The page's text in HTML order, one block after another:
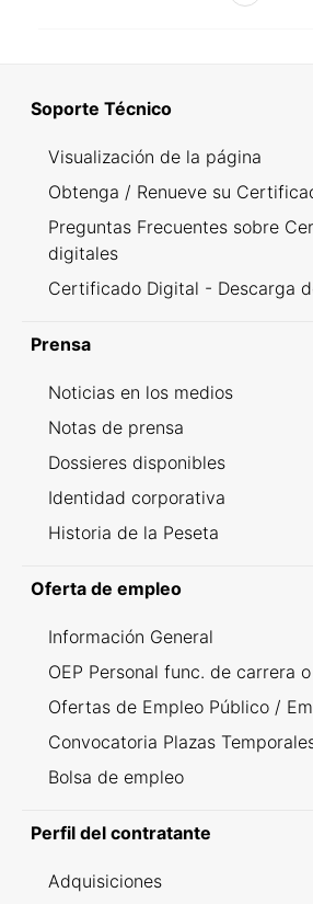
Soporte Técnico
Visualización de la página
Obtenga / Renueve su
Preguntas Frecuentes sobre
digitales
Certificado Digital - Descarga
Prensa
Noticias en los medios
Notas de prensa
Dossieres disponibles
Identidad corporativa
Historia de la Peseta
Oferta de empleo
Información General
OEP Personal func. de carrera
Ofertas de Empleo Público /
Convocatoria Plazas
Bolsa de empleo
Perfil del contratante
Adquisiciones